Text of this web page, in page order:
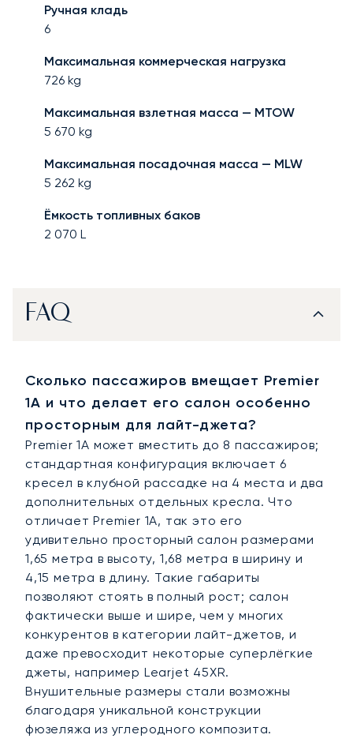
Ручная кладь
6
Максимальная коммерческая нагрузка
726 kg
Максимальная взлетная масса — MTOW
5 670 kg
Максимальная посадочная масса — MLW
5 262 kg
Ёмкость топливных баков
2 070 L
FAQ
Сколько пассажиров вмещает Premier
1A и что делает его салон особенно
просторным для лайт-джета?
Premier 1A может вместить до 8 пассажиров;
стандартная конфигурация включает 6
кресел в клубной рассадке на 4 места и два
дополнительных отдельных кресла. Что
отличает Premier 1A, так это его
удивительно просторный салон размерами
1,65 метра в высоту, 1,68 метра в ширину и
4,15 метра в длину. Такие габариты
позволяют стоять в полный рост; салон
фактически выше и шире, чем у многих
конкурентов в категории лайт-джетов, и
даже превосходит некоторые суперлёгкие
джеты, например Learjet 45XR.
Внушительные размеры стали возможны
благодаря уникальной конструкции
фюзеляжа из углеродного композита.